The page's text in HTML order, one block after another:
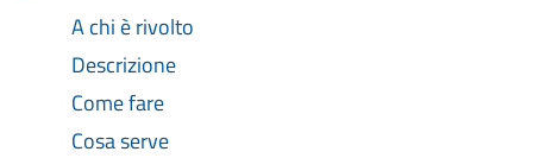
A chi è rivolto
Descrizione
Come fare
Cosa serve